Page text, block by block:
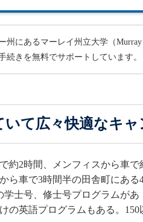
州にあるマーレイ州立大学（
続きを無料でサポートしています。
いて広々快適なキ
約2時間、メンフィスから車で
ら車で3時間半の田舎町にある
学士号、修士号プログラムがあ
の英語プログラムもある。150